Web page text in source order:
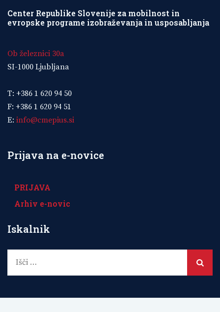
Center Republike Slovenije za mobilnost in
evropske programe izobraževanja in usposabljanja
Ob železnici 30a
SI-1000 Ljubljana
T: +386 1 620 94 50
F: +386 1 620 94 51
E: info@cmepius.si
Prijava na e-novice
PRIJAVA
Arhiv e-novic
Iskalnik